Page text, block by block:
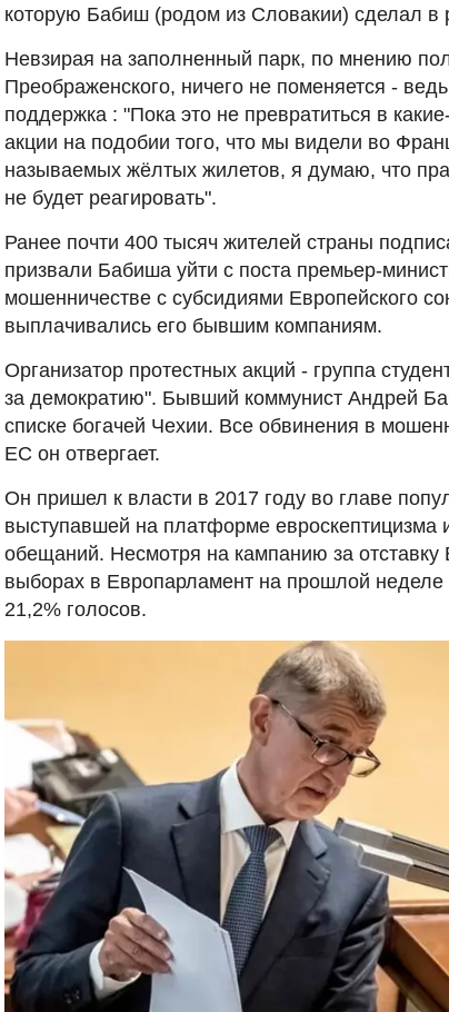
которую Бабиш (родом из Словакии) сделал в
Невзирая на заполненный парк, по мнению
Преображенского, ничего не поменяется -
поддержка : "Пока это не превратиться в
акции на подобии того, что мы видели во
называемых жёлтых жилетов, я думаю, что
не будет реагировать".
Ранее почти 400 тысяч жителей страны
призвали Бабиша уйти с поста премьер-
мошенничестве с субсидиями Европейского
выплачивались его бывшим компаниям.
Организатор протестных акций - группа
за демократию". Бывший коммунист Андрей
списке богачей Чехии. Все обвинения в
ЕС он отвергает.
Он пришел к власти в 2017 году во главе
выступавшей на платформе евроскептицизма
обещаний. Несмотря на кампанию за отставку
выборах в Европарламент на прошлой
21,2% голосов.